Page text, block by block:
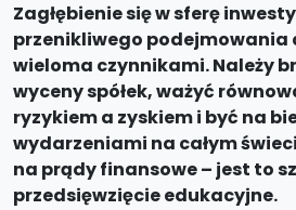
Zagłębienie się w sferę
przenikliwego podejmowania
wieloma czynnikami. Należy
wyceny spółek, ważyć
ryzykiem a zyskiem i być na
wydarzeniami na całym
na prądy finansowe – jest to
przedsięwzięcie edukacyjne.